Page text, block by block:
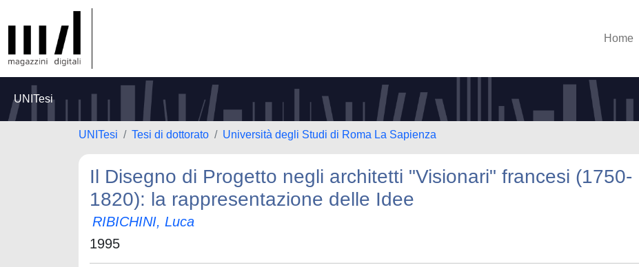
Home
UNITesi
UNITesi Tesi di dottorato Università degli Studi di Roma La Sapienza
Il Disegno di Progetto negli architetti "Visionari" francesi (1750-
1820): la rappresentazione delle Idee
RIBICHINI, Luca
1995